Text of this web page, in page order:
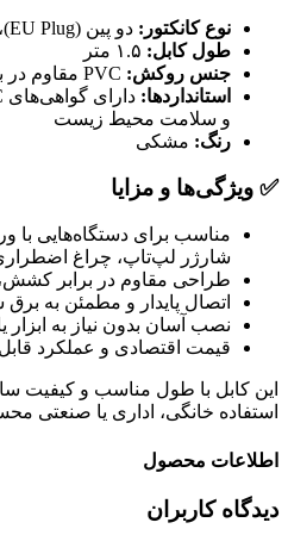
نوع کانکتور: دو پین (EU Plug)، سازگار با پریزهای برق ایران
طول کابل:
جنس روکش:
استانداردها:
و سلامت محیط زیست
رنگ: مشکی
✅ ویژگی‌ها و مزایا
مناسب برای دستگاه‌هایی با
شارژر لپ‌تاپ، چراغ
طراحی مقاوم در برابر
اتصال پایدار و مطمئن به
نصب آسان بدون نیاز به
قیمت اقتصادی و عملکرد
این کابل با طول مناسب و کیفیت
استفاده خانگی، اداری یا صنعتی
اطلاعات محصول
دیدگاه کاربران